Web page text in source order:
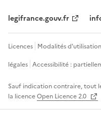
legifrance.gouv.fr
Licences Modalités d'utilisation
légales Accessibilité :
Sauf indication contraire, tout
la licenceOpen Licence 2.0